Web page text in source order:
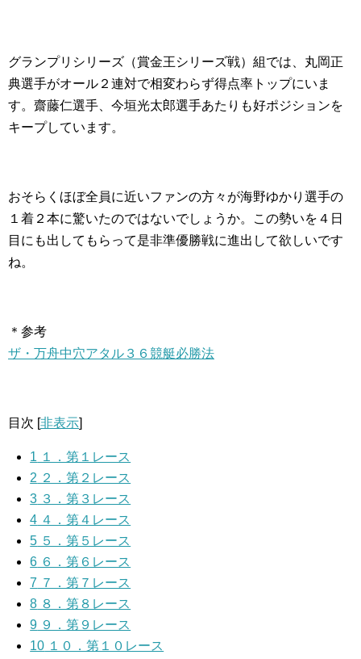
グランプリシリーズ（賞金王シリーズ戦）組では、丸岡正
典選手がオール２連対で相変わらず得点率トップにいま
す。齋藤仁選手、今垣光太郎選手あたりも好ポジションを
キープしています。
おそらくほぼ全員に近いファンの方々が海野ゆかり選手の
１着２本に驚いたのではないでしょうか。この勢いを４日
目にも出してもらって是非準優勝戦に進出して欲しいです
ね。
＊参考
ザ・万舟中穴アタル３６競艇必勝法
目次 [非表示]
1 １．第１レース
2 ２．第２レース
3 ３．第３レース
4 ４．第４レース
5 ５．第５レース
6 ６．第６レース
7 ７．第７レース
8 ８．第８レース
9 ９．第９レース
10 １０．第１０レース